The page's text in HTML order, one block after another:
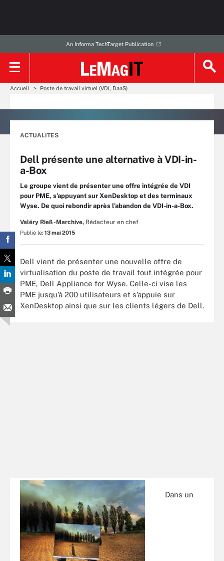
An Informa TechTarget Publication
Accueil Poste de travail virtuel (VDI, DaaS)
ACTUALITES
Dell présente une alternative à VDI-in-
a-Box
Le groupe vient de présenter une offre intégrée de VDI
pour PME, s’appuyant sur XenDesktop et des terminaux
Wyse. De quoi rebondir après l’abandon de VDI-in-a-Box.
Valéry Rieß-Marchive, Rédacteur en chef
Publié le: 13 mai 2015
Dell vient de présenter une nouvelle offre de
virtualisation du poste de travail tout intégrée pour
PME, Dell Appliance for Wyse. Celle-ci vise les
PME jusqu’à 200 utilisateurs et s’appuie sur
XenDesktop ainsi que sur les clients légers de Dell.
Dans un